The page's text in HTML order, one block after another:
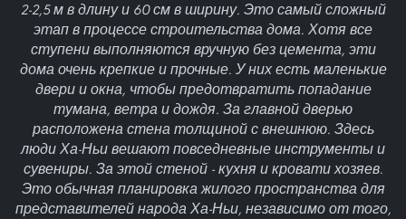
2-2,5 м в длину и 60 см в ширину. Это самый сложный
этап в процессе строительства дома. Хотя все
ступени выполняются вручную без цемента, эти
дома очень крепкие и прочные. У них есть маленькие
двери и окна, чтобы предотвратить попадание
тумана, ветра и дождя. За главной дверью
расположена стена толщиной с внешнюю. Здесь
люди Ха-Ньи вешают повседневные инструменты и
сувениры. За этой стеной - кухня и кровати хозяев.
Это обычная планировка жилого пространства для
представителей народа Ха-Ньи, независимо от того,